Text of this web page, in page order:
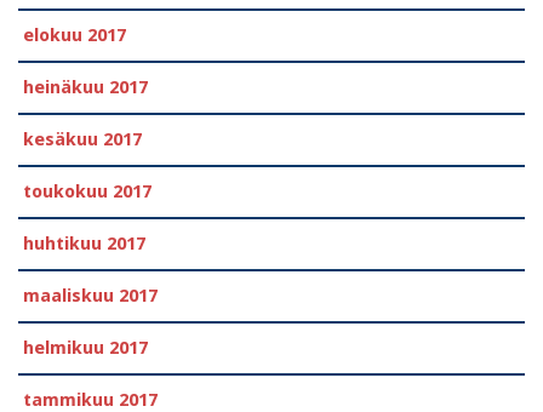
elokuu 2017
heinäkuu 2017
kesäkuu 2017
toukokuu 2017
huhtikuu 2017
maaliskuu 2017
helmikuu 2017
tammikuu 2017